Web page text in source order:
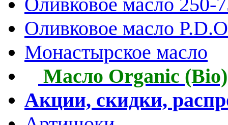
Оливковое масло
Монастырское масло
Масло Organic (Bio)
Акции, скидки,